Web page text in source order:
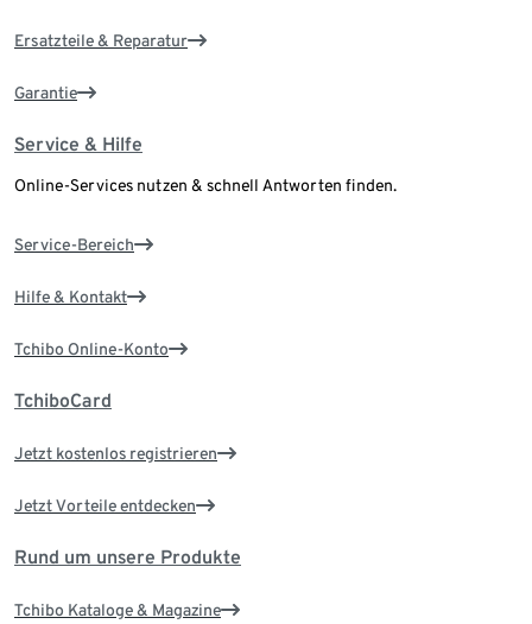
Ersatzteile & Reparatur
Garantie
Service & Hilfe
Online-Services nutzen & schnell Antworten finden.
Service-Bereich
Hilfe & Kontakt
Tchibo Online-Konto
TchiboCard
Jetzt kostenlos registrieren
Jetzt Vorteile entdecken
Rund um unsere Produkte
Tchibo Kataloge & Magazine